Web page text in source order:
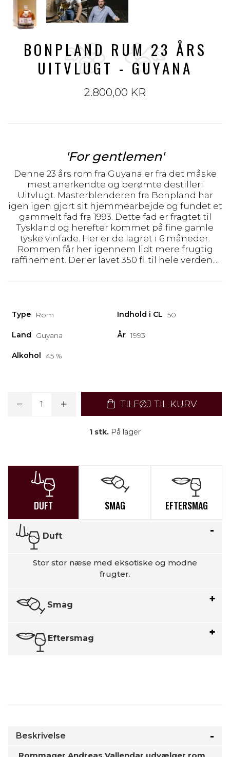
BONPLAND RUM 23 ÅRS
UITVLUGT - GUYANA
2.800,00 KR
'For gentlemen'
Denne 23 års rom fra Guyana er fra det måske
mest anerkendte og berømte destilleri
Uitvlugt. Masterblenderen fra Bonpland har
igen igen gjort sit hjemmearbejde og fundet et
gammelt fad fra 1993. Dette fad er fragtet til
Tyskland og herefter kommet på fine gamle
tyske vinfade. Her er de lagret i 6 måneder.
Rommen får her igennem lidt mere frugtig
raffinement. Der er lavet 350 fl. til hele verden....
Type Rom Indhold i CL 50
Land Guyana År 1993
Alkohol 45 %
TILFØJ TIL KURV
1 stk. På lager
DUFT SMAG EFTERSMAG
Duft
Stor stor næse med eksotiske og modne
frugter.
Smag
Eftersmag
Beskrivelse